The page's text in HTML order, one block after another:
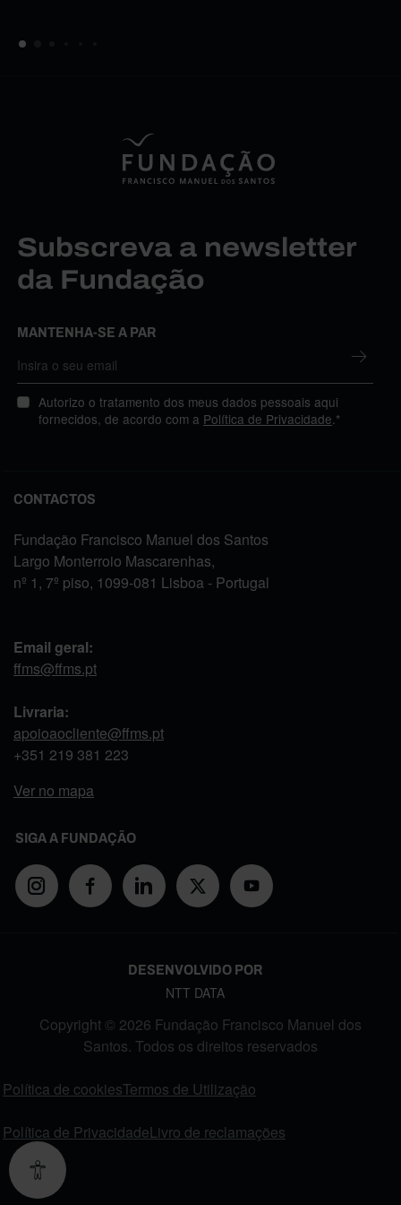
Subscreva a newsletter
da Fundação
MANTENHA-SE A PAR
Autorizo o tratamento dos meus dados pessoais aqui
fornecidos, de acordo com a Política de Privacidade.*
CONTACTOS
Fundação Francisco Manuel dos Santos
Largo Monterroio Mascarenhas,
nº 1, 7º piso, 1099-081 Lisboa - Portugal
Email geral:
ffms@ffms.pt
Livraria:
apoioaocliente@ffms.pt
+351 219 381 223
Ver no mapa
SIGA A FUNDAÇÃO
DESENVOLVIDO POR
NTT DATA
Copyright © 2026 Fundação Francisco Manuel dos
Santos. Todos os direitos reservados
Política de cookiesTermos de Utilização
Política de PrivacidadeLivro de reclamações